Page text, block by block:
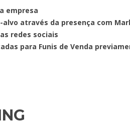
empresa
através da presença com
redes sociais
para Funis de Venda